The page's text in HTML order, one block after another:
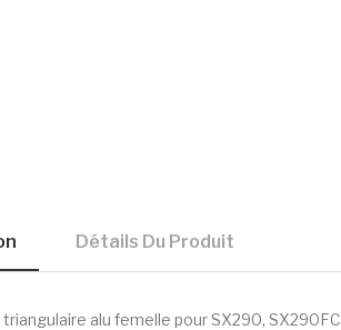
Détails Du Produit
alu femelle pour SX290, SX290FC